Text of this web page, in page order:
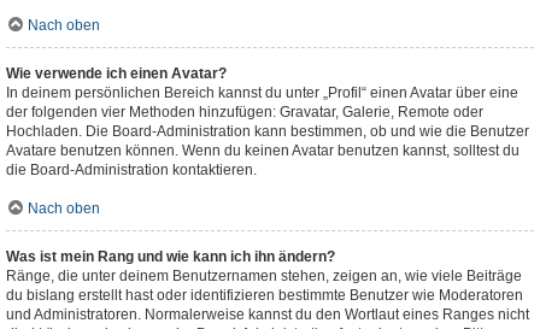
Nach oben
Wie verwende ich einen Avatar?
In deinem persönlichen Bereich kannst du unter „Profil“ einen Avatar über eine
der folgenden vier Methoden hinzufügen: Gravatar, Galerie, Remote oder
Hochladen. Die Board-Administration kann bestimmen, ob und wie die Benutzer
Avatare benutzen können. Wenn du keinen Avatar benutzen kannst, solltest du
die Board-Administration kontaktieren.
Nach oben
Was ist mein Rang und wie kann ich ihn ändern?
Ränge, die unter deinem Benutzernamen stehen, zeigen an, wie viele Beiträge
du bislang erstellt hast oder identifizieren bestimmte Benutzer wie Moderatoren
und Administratoren. Normalerweise kannst du den Wortlaut eines Ranges nicht